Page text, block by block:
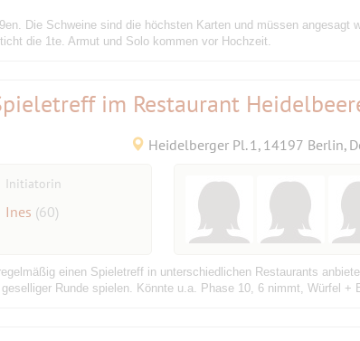
Die Schweine sind die höchsten Karten und müssen angesagt
die 1te. Armut und Solo kommen vor Hochzeit.
im Restaurant
Heidelberger Pl. 1, 14197 Berlin,
Initiatorin
Ines (60)
einen Spieletreff in unterschiedlichen Restaurants
Runde spielen. Könnte u.a. Phase 10, 6 nimmt, Würfel